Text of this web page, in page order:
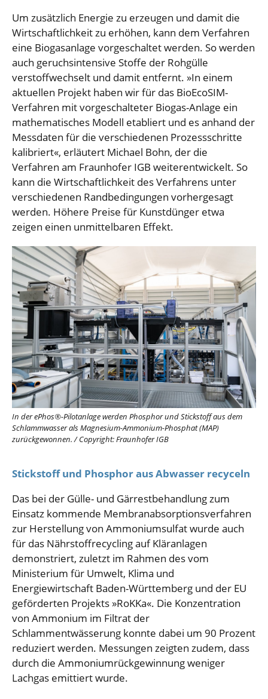
Um zusätzlich Energie zu erzeugen und damit die
Wirtschaftlichkeit zu erhöhen, kann dem Verfahren
eine Biogasanlage vorgeschaltet werden. So werden
auch geruchsintensive Stoffe der Rohgülle
verstoffwechselt und damit entfernt. »In einem
aktuellen Projekt haben wir für das BioEcoSIM-
Verfahren mit vorgeschalteter Biogas-Anlage ein
mathematisches Modell etabliert und es anhand der
Messdaten für die verschiedenen Prozessschritte
kalibriert«, erläutert Michael Bohn, der die
Verfahren am Fraunhofer IGB weiterentwickelt. So
kann die Wirtschaftlichkeit des Verfahrens unter
verschiedenen Randbedingungen vorhergesagt
werden. Höhere Preise für Kunstdünger etwa
zeigen einen unmittelbaren Effekt.
In der ePhos®-Pilotanlage werden Phosphor und Stickstoff aus dem
Schlammwasser als Magnesium-Ammonium-Phosphat (MAP)
zurückgewonnen./Copyright: Fraunhofer IGB
Stickstoff und Phosphor aus Abwasser recyceln
Das bei der Gülle- und Gärrestbehandlung zum
Einsatz kommende Membranabsorptionsverfahren
zur Herstellung von Ammoniumsulfat wurde auch
für das Nährstoffrecycling auf Kläranlagen
demonstriert, zuletzt im Rahmen des vom
Ministerium für Umwelt, Klima und
Energiewirtschaft Baden-Württemberg und der EU
geförderten Projekts »RoKKa«. Die Konzentration
von Ammonium im Filtrat der
Schlammentwässerung konnte dabei um 90 Prozent
reduziert werden. Messungen zeigten zudem, dass
durch die Ammoniumrückgewinnung weniger
Lachgas emittiert wurde.